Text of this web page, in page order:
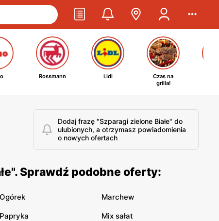
Rossmann Lidl
Czas na
grilla!
Dodaj frazę "Szparagi zielone Białe" do
ulubionych, a otrzymasz powiadomienia
o nowych ofertach
Sprawdź podobne oferty:
Ogórek Marchew
Papryka Mix sałat